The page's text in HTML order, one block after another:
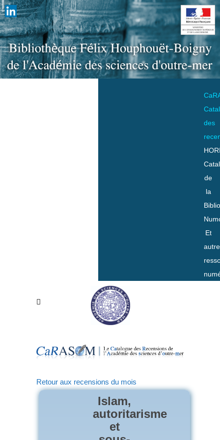
des
de
la
Et
Retour aux recensions du mois
Islam,
autoritarisme
et